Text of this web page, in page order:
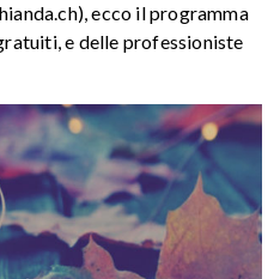
ecco il programma
e delle professioniste